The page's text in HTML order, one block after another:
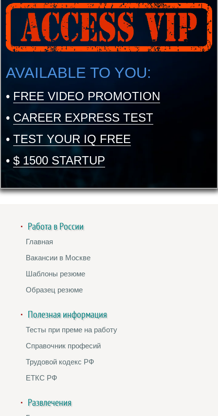
AVAILABLE TO YOU:
• FREE VIDEO PROMOTION
• CAREER EXPRESS TEST
• TEST YOUR IQ FREE
• $ 1500 STARTUP
Работа в России
Главная
Вакансии в Москве
Шаблоны резюме
Образец резюме
Полезная информация
Тесты при преме на работу
Справочник професий
Трудовой кодекс РФ
ЕТКС РФ
Развлечения